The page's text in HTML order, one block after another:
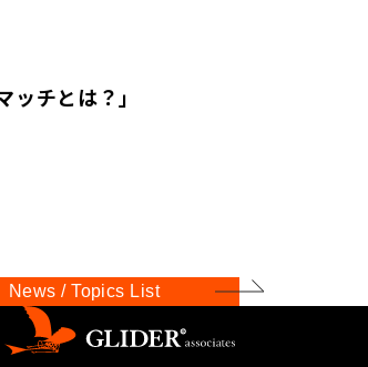
チとは？」
News / Topics List